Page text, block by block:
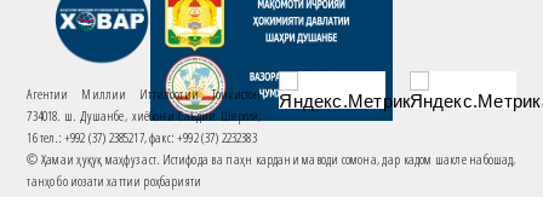
Агентии Миллии Иттилоотии Тоҷикистон
734018. ш. Душанбе, хиёбони Саъдии Шерозӣ,
16 тел.: +992 (37) 2385217, факс: +992 (37) 2232383
© Ҳамаи ҳуқуқ маҳфуз аст. Истифода ва паҳн кардани маводи сомона, дар кадом шакле набошад,
танҳо бо иҷозати хаттии роҳбарияти